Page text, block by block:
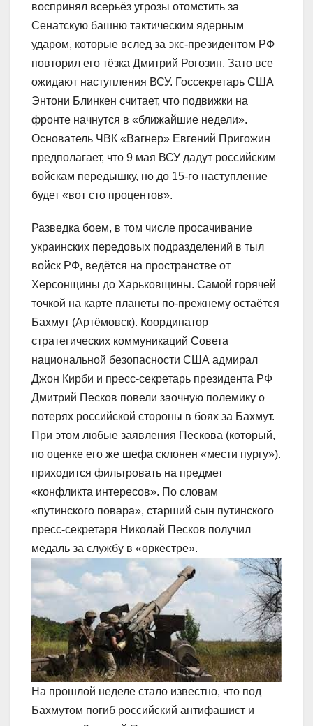
воспринял всерьёз угрозы отомстить за
Сенатскую башню тактическим ядерным
ударом, которые вслед за экс-президентом РФ
повторил его тёзка Дмитрий Рогозин. Зато все
ожидают наступления ВСУ. Госсекретарь США
Энтони Блинкен считает, что подвижки на
фронте начнутся в «ближайшие недели».
Основатель ЧВК «Вагнер» Евгений Пригожин
предполагает, что 9 мая ВСУ дадут российским
войскам передышку, но до 15-го наступление
будет «вот сто процентов».
Разведка боем, в том числе просачивание
украинских передовых подразделений в тыл
войск РФ, ведётся на пространстве от
Херсонщины до Харьковщины. Самой горячей
точкой на карте планеты по-прежнему остаётся
Бахмут (Артёмовск). Координатор
стратегических коммуникаций Совета
национальной безопасности США адмирал
Джон Кирби и пресс-секретарь президента РФ
Дмитрий Песков повели заочную полемику о
потерях российской стороны в боях за Бахмут.
При этом любые заявления Пескова (который,
по оценке его же шефа склонен «мести пургу»).
приходится фильтровать на предмет
«конфликта интересов». По словам
«путинского повара», старший сын путинского
пресс-секретаря Николай Песков получил
медаль за службу в «оркестре».
На прошлой неделе стало известно, что под
Бахмутом погиб российский антифашист и